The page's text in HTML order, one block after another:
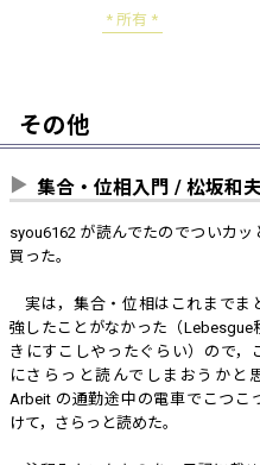
所有
その他
集合・位相入門 / 松坂和
syou6162 が読んでたのでついカッ
買った。
実は，集合・位相はこれまでま
強したことがなかった（Lebesgue
きにすこしやったぐらい）ので，
にさらっと読んでしまおうかと
Arbeit の通勤途中の電車でこつこ
けて，さらっと読めた。